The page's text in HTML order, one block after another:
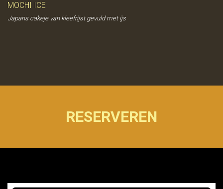
MOCHI ICE
Japans cakeje van kleefrijst gevuld met ijs
RESERVEREN